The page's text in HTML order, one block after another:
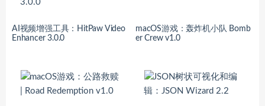
AI视频增强工具：HitPaw Video
Enhancer 3.0.0
macOS游戏：轰炸机小队 Bomb
er Crew v1.0